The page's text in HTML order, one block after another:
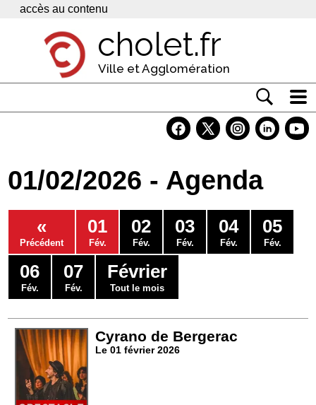
Panneau de gestion des cookies
accès au contenu
cholet.fr
Ville et Agglomération
Economie
Services
Contacts
01/02/2026 - Agenda
«
Précédent
01
Fév.
02
Fév.
03
Fév.
04
Fév.
05
Fév.
06
Fév.
07
Fév.
Février
Tout le mois
Cyrano de Bergerac
Le 01 février 2026